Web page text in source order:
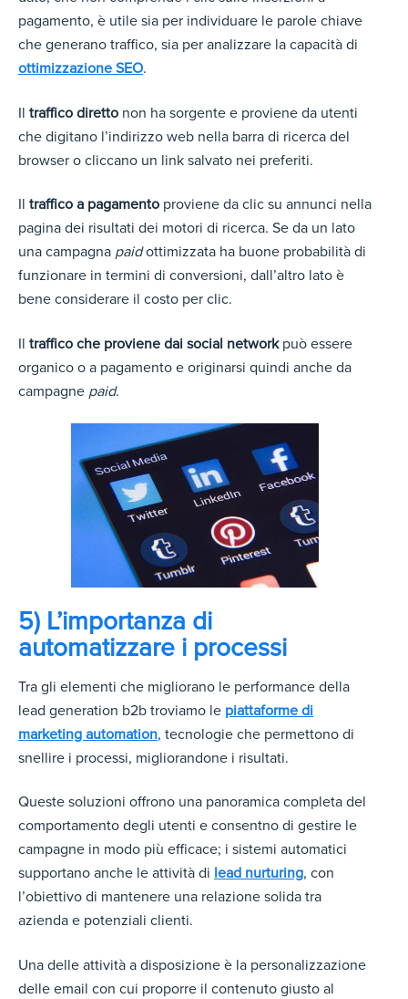
pagamento, è utile sia per individuare le parole chiave
che generano traffico, sia per analizzare la capacità di
ottimizzazione SEO.
Il traffico diretto non ha sorgente e proviene da utenti
che digitano l’indirizzo web nella barra di ricerca del
browser o cliccano un link salvato nei preferiti.
Il traffico a pagamento proviene da clic su annunci nella
pagina dei risultati dei motori di ricerca. Se da un lato
una campagna paidottimizzata ha buone probabilità di
funzionare in termini di conversioni, dall’altro lato è
bene considerare il costo per clic.
Il traffico che proviene dai social networkpuò essere
organico o a pagamento e originarsi quindi anche da
campagne paid.
5) L’importanza di
automatizzare i processi
Tra gli elementi che migliorano le performance della
lead generation b2b troviamo le piattaforme di
marketing automation, tecnologie che permettono di
snellire i processi, migliorandone i risultati.
Queste soluzioni offrono una panoramica completa del
comportamento degli utenti e consentno di gestire le
campagne in modo più efficace; i sistemi automatici
supportano anche le attività di lead nurturing, con
l’obiettivo di mantenere una relazione solida tra
azienda e potenziali clienti.
Una delle attività a disposizione è la personalizzazione
delle email con cui proporre il contenuto giusto al